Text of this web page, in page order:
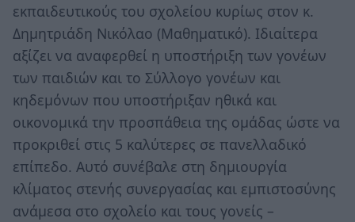
εκπαιδευτικούς του σχολείου κυρίως στον κ.
Δημητριάδη Νικόλαο (Μαθηματικό). Ιδιαίτερα
αξίζει να αναφερθεί η υποστήριξη των γονέων
των παιδιών και το Σύλλογο γονέων και
κηδεμόνων που υποστήριξαν ηθικά και
οικονομικά την προσπάθεια της ομάδας ώστε να
προκριθεί στις 5 καλύτερες σε πανελλαδικό
επίπεδο. Αυτό συνέβαλε στη δημιουργία
κλίματος στενής συνεργασίας και εμπιστοσύνης
ανάμεσα στο σχολείο και τους γονείς –